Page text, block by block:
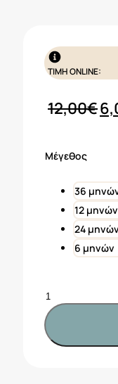
ΤΙΜΗ ONLINE:
12,00€
Μέγεθος
36
12 μηνών
24 μηνών
6 μηνών
ABEL&LULA
Καλτσάκι
βαμβάκι
γυαλιστερό
Κωδ.